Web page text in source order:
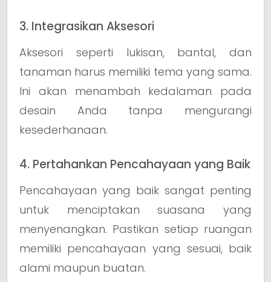
3. Integrasikan Aksesori
Aksesori seperti lukisan, bantal, dan
tanaman harus memiliki tema yang sama.
Ini akan menambah kedalaman pada
desain Anda tanpa mengurangi
kesederhanaan.
4. Pertahankan Pencahayaan yang Baik
Pencahayaan yang baik sangat penting
untuk menciptakan suasana yang
menyenangkan. Pastikan setiap ruangan
memiliki pencahayaan yang sesuai, baik
alami maupun buatan.